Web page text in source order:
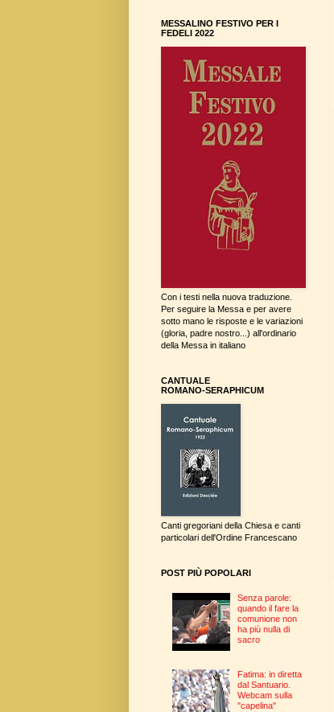
MESSALINO FESTIVO PER I
FEDELI 2022
Con i testi nella nuova traduzione.
Per seguire la Messa e per avere
sotto mano le risposte e le variazioni
(gloria, padre nostro...) all'ordinario
della Messa in italiano
CANTUALE
ROMANO-SERAPHICUM
Canti gregoriani della Chiesa e canti
particolari dell'Ordine Francescano
POST PIÙ POPOLARI
Senza parole:
quando il fare la
comunione non
ha più nulla di
sacro
Fatima: in diretta
dal Santuario.
Webcam sulla
"capelina"